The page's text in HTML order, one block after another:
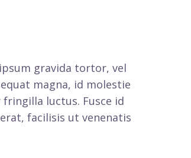
gravida tortor, vel
magna, id molestie
luctus. Fusce id
facilisis ut venenatis